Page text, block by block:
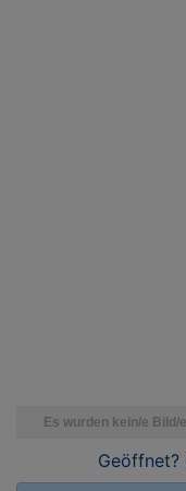
Geöffnet?